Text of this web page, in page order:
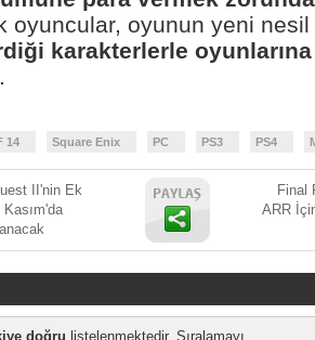
oyuncular, oyunun yeni
karakterlerle
.
14 Square Enix PC PS3 PS4
II'nin Ek
Kasım'da
Final
ARR
doğru listelenmektedir. Sıralamayı